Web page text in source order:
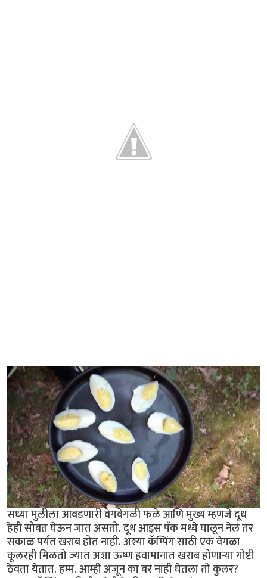
सध्या मुलीला आवडणारी वेगवेगळी फळे आणि मुख्य म्हणजे दूध
हेही सोबत घेऊन जात असतो. दूध आइस पॅक मध्ये घालून नेलं तर
सकाळ पर्यंत खराब होत नाही. अश्या कॅम्पिंग साठी एक वेगळा
कूलरही मिळतो ज्यात अशा ऊष्ण हवामानात खराब होणार्‍या गोष्टी
ठेवता येतात. हम्म. आम्ही अजून का बरं नाही घेतला तो कुलर?